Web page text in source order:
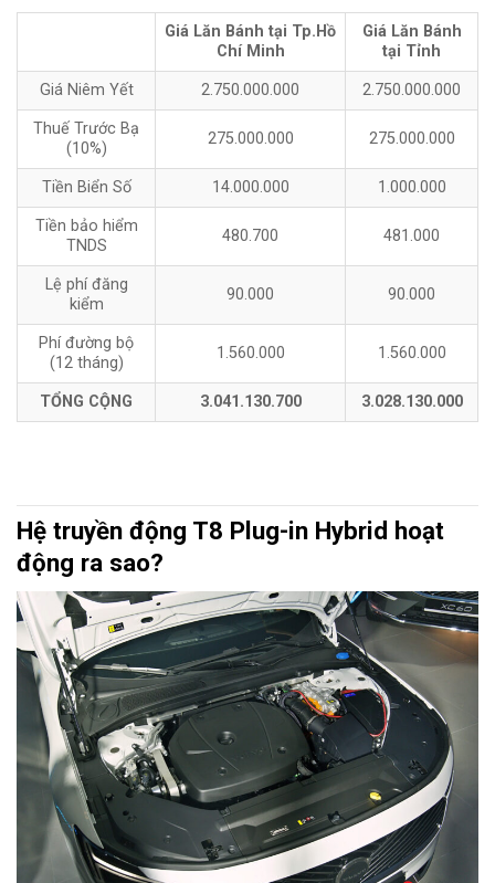
Giá Lăn Bánh tại Tp.Hồ
Chí Minh
Giá Lăn Bánh
tại Tỉnh
Giá Niêm Yết 2.750.000.000 2.750.000.000
Thuế Trước Bạ
(10%)
275.000.000 275.000.000
Tiền Biển Số 14.000.000 1.000.000
Tiền bảo hiểm
TNDS
480.700 481.000
Lệ phí đăng
kiểm
90.000 90.000
Phí đường bộ
(12 tháng)
1.560.000 1.560.000
TỔNG CỘNG 3.041.130.700 3.028.130.000
Hệ truyền động T8 Plug-in Hybrid hoạt
động ra sao?